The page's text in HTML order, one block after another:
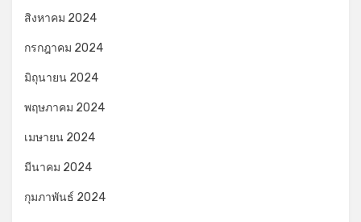
สิงหาคม 2024
กรกฎาคม 2024
มิถุนายน 2024
พฤษภาคม 2024
เมษายน 2024
มีนาคม 2024
กุมภาพันธ์ 2024